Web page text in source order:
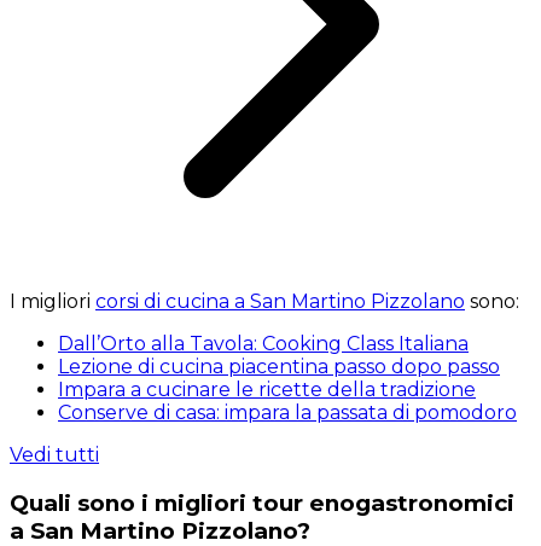
I migliori corsi di cucina a San Martino Pizzolano sono:
Dall’Orto alla Tavola: Cooking Class Italiana
Lezione di cucina piacentina passo dopo passo
Impara a cucinare le ricette della tradizione
Conserve di casa: impara la passata di pomodoro
Vedi tutti
Quali sono i migliori tour enogastronomici
a San Martino Pizzolano?